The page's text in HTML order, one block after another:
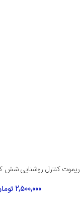
ریموت کنترل روشنایی شش
2,500,000